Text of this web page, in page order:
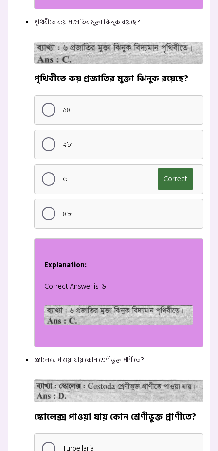
পৃথিবীতে কয় প্রজাতির মুক্তা ঝিনুক রয়েছে?
পৃথিবীতে কয় প্রজাতির মুক্তা ঝিনুক রয়েছে?
১৪
২৮
৬ Correct
৪৮
Explanation:
Correct Answer is: ৬
স্কোলেক্স পাওয়া যায় কোন শ্রেণীভুক্ত প্রাণীতে?
স্কোলেক্স পাওয়া যায় কোন শ্রেণীভুক্ত প্রাণীতে?
Turbellaria